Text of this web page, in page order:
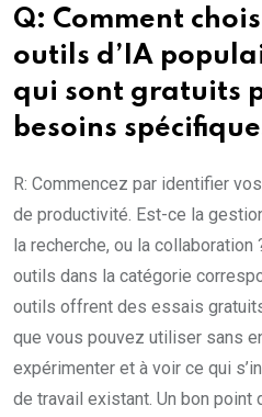
Q: Comment
outils d’IA
qui sont gratuits
besoins
R: Commencez par identifier
de productivité. Est-ce la
la recherche, ou la
outils dans la catégorie
outils offrent des essais
que vous pouvez utiliser sans
expérimenter et à voir ce qui
de travail existant. Un bon